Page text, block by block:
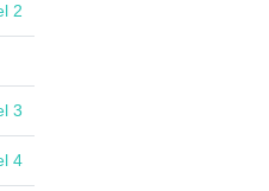
2
3
4